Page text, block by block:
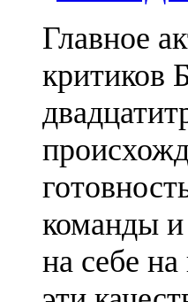
Главное
критиков
команды и
на себе